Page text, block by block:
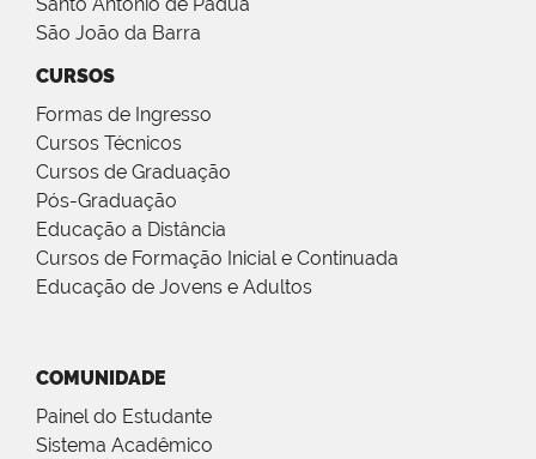
Santo Antônio de Pádua
São João da Barra
CURSOS
Formas de Ingresso
Cursos Técnicos
Cursos de Graduação
Pós-Graduação
Educação a Distância
Cursos de Formação Inicial e Continuada
Educação de Jovens e Adultos
COMUNIDADE
Painel do Estudante
Sistema Acadêmico